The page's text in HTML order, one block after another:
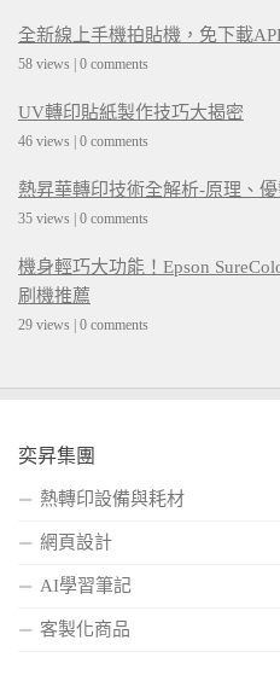
全新線上手機拍貼機，免下載
58 views | 0 comments
UV轉印貼紙製作技巧大揭密
46 views | 0 comments
熱昇華轉印技術全解析-原理、
35 views | 0 comments
機身輕巧大功能！Epson
刷機推薦
29 views | 0 comments
奕昇集團
熱轉印設備與耗材
網頁設計
AI學習筆記
客製化商品